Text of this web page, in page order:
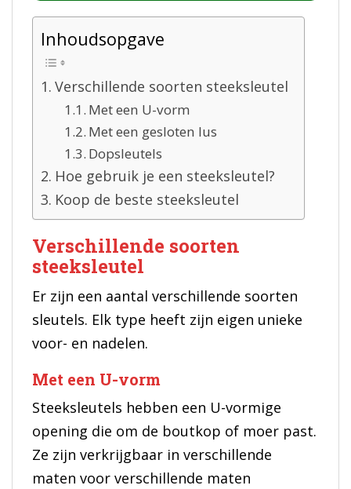
Inhoudsopgave
Verschillende soorten steeksleutel
Met een U-vorm
Met een gesloten lus
Dopsleutels
Hoe gebruik je een steeksleutel?
Koop de beste steeksleutel
Verschillende soorten
steeksleutel
Er zijn een aantal verschillende soorten
sleutels. Elk type heeft zijn eigen unieke
voor- en nadelen.
Met een U-vorm
Steeksleutels hebben een U-vormige
opening die om de boutkop of moer past.
Ze zijn verkrijgbaar in verschillende
maten voor verschillende maten